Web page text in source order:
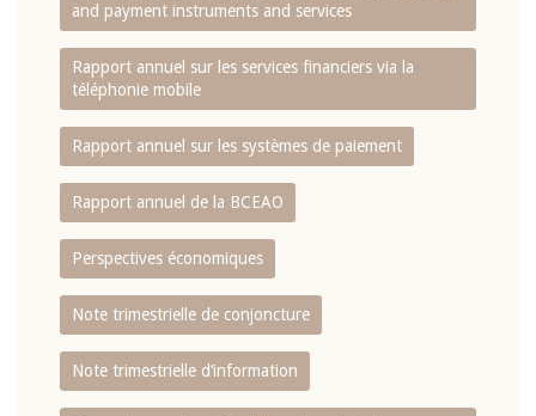
and payment instruments and services
Rapport annuel sur les services financiers via la
téléphonie mobile
Rapport annuel sur les systèmes de paiement
Rapport annuel de la BCEAO
Perspectives économiques
Note trimestrielle de conjoncture
Note trimestrielle d‘information